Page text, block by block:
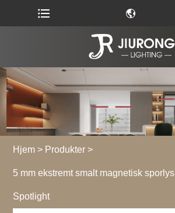
Hjem > Produkter >
5 mm ekstremt smalt magnetisk sporlys
Spotlight